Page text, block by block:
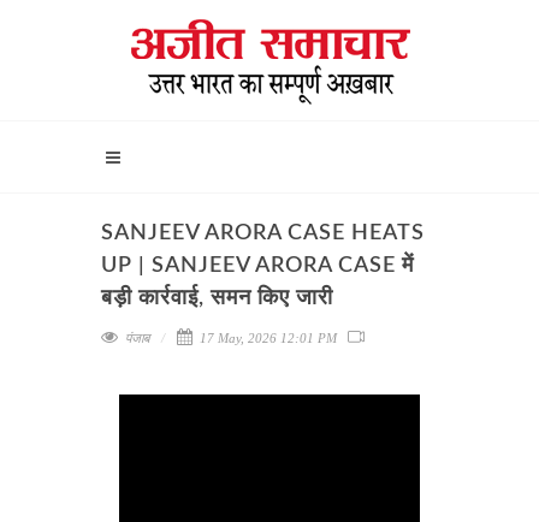
SANJEEV ARORA CASE HEATS
UP | SANJEEV ARORA CASE में
बड़ी कार्रवाई, समन किए जारी
पंजाब 17 May, 2026 12:01 PM